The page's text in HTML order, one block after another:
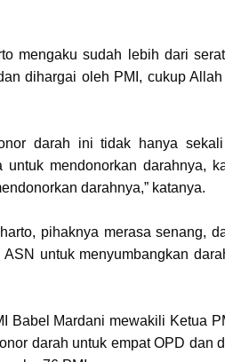
mengaku sudah lebih dari
dihargai oleh PMI, cukup
darah ini tidak hanya
untuk mendonorkan darahnya,
darahnya,” katanya.
pihaknya merasa senang,
untuk menyumbangkan
Babel Mardani mewakili Ketua
darah untuk empat OPD